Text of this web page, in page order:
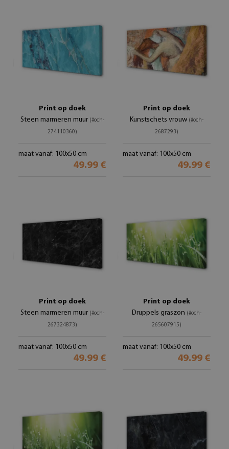
Print op doek
Steen marmeren muur (#och-
274110360)
maat vanaf: 100x50 cm
49.99 €
Print op doek
Kunstschets vrouw (#och-
2687293)
maat vanaf: 100x50 cm
49.99 €
Print op doek
Steen marmeren muur (#och-
267324873)
maat vanaf: 100x50 cm
49.99 €
Print op doek
Druppels graszon (#och-
265607915)
maat vanaf: 100x50 cm
49.99 €